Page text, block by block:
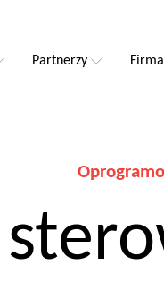
Partnerzy Firma